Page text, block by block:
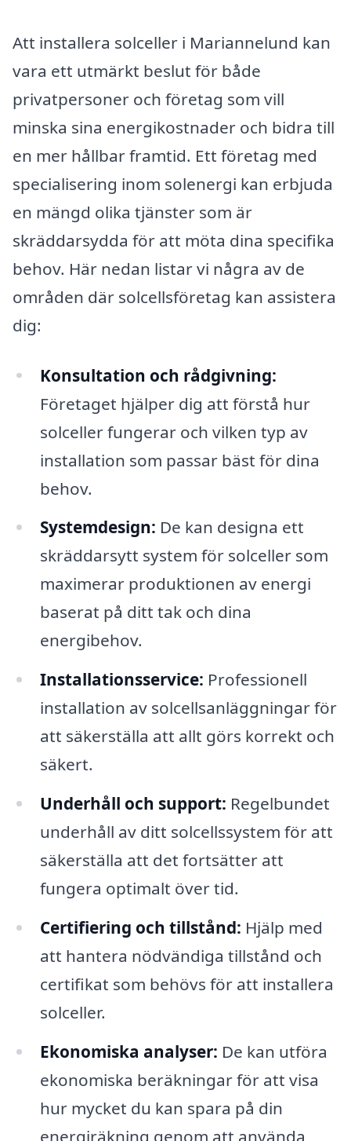
Att installera solceller i Mariannelund kan
vara ett utmärkt beslut för både
privatpersoner och företag som vill
minska sina energikostnader och bidra till
en mer hållbar framtid. Ett företag med
specialisering inom solenergi kan erbjuda
en mängd olika tjänster som är
skräddarsydda för att möta dina specifika
behov. Här nedan listar vi några av de
områden där solcellsföretag kan assistera
dig:
Konsultation och rådgivning:
Företaget hjälper dig att förstå hur
solceller fungerar och vilken typ av
installation som passar bäst för dina
behov.
Systemdesign: De kan designa ett
skräddarsytt system för solceller som
maximerar produktionen av energi
baserat på ditt tak och dina
energibehov.
Installationsservice: Professionell
installation av solcellsanläggningar för
att säkerställa att allt görs korrekt och
säkert.
Underhåll och support: Regelbundet
underhåll av ditt solcellssystem för att
säkerställa att det fortsätter att
fungera optimalt över tid.
Certifiering och tillstånd: Hjälp med
att hantera nödvändiga tillstånd och
certifikat som behövs för att installera
solceller.
Ekonomiska analyser: De kan utföra
ekonomiska beräkningar för att visa
hur mycket du kan spara på din
energiräkning genom att använda